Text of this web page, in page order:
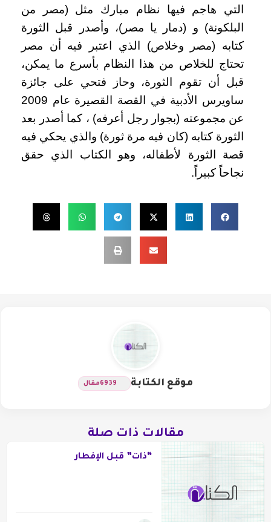
التي هاجم فيها نظام مبارك مثل (مصر من
البلكونة) و (دمار يا مصر)، وأصدر قبل الثورة
كتابه (مصر وخلاص) الذي اعتبر فيه أن مصر
تحتاج للخلاص من هذا النظام بأسرع ما يمكن،
قبل أن تقوم الثورة، وحاز فتحي على جائزة
ساويرس الأدبية في القصة القصيرة عام 2009
عن مجموعته (بجوار رجل أعرفه) ، كما أصدر بعد
الثورة كتابه (كان فيه مرة ثورة) والذي يحكي فيه
قصة الثورة لأطفاله، وهو الكتاب الذي حقق
نجاحاً كبيراً.
موقع الكتابة 6939مقال
مقالات ذات صلة
“ذات” قبل الإفطار